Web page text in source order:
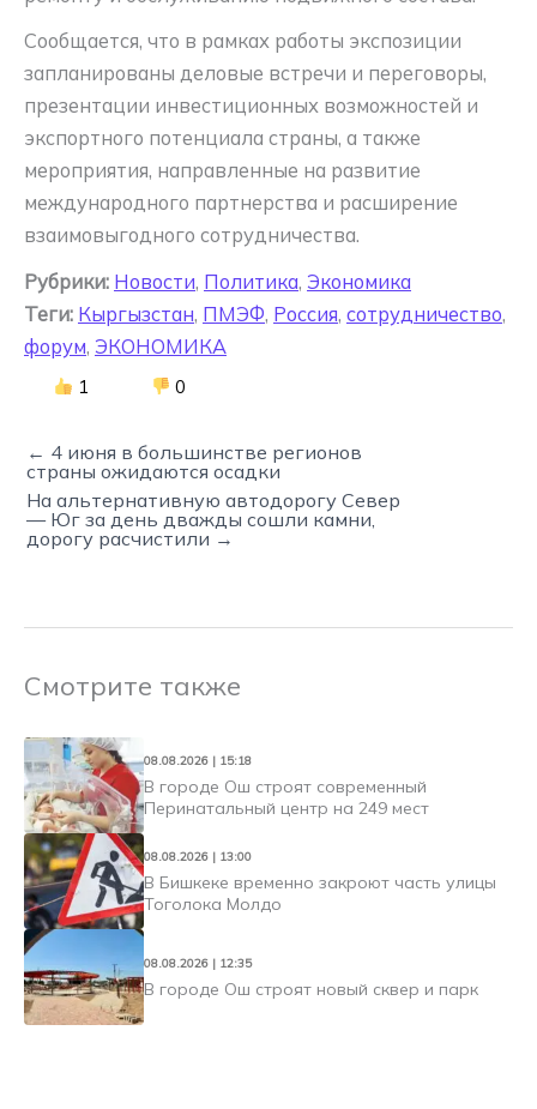
Сообщается, что в рамках работы экспозиции
запланированы деловые встречи и переговоры,
презентации инвестиционных возможностей и
экспортного потенциала страны, а также
мероприятия, направленные на развитие
международного партнерства и расширение
взаимовыгодного сотрудничества.
Рубрики: Новости, Политика, Экономика
Теги: Кыргызстан, ПМЭФ, Россия, сотрудничество,
форум, ЭКОНОМИКА
1 0
← 4 июня в большинстве регионов
страны ожидаются осадки
На альтернативную автодорогу Север
— Юг за день дважды сошли камни,
дорогу расчистили →
Смотрите также
08.08.2026 | 15:18
В городе Ош строят современный
Перинатальный центр на 249 мест
08.08.2026 | 13:00
В Бишкеке временно закроют часть улицы
Тоголока Молдо
08.08.2026 | 12:35
В городе Ош строят новый сквер и парк